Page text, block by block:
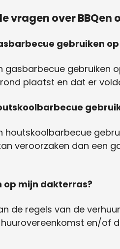
vragen over BBQen
gebruiken
gasbarbecue gebruiken
plaatst en dat er
houtskoolbarbecue
veroorzaken dan een
op mijn dakterras?
de regels van de
en/of